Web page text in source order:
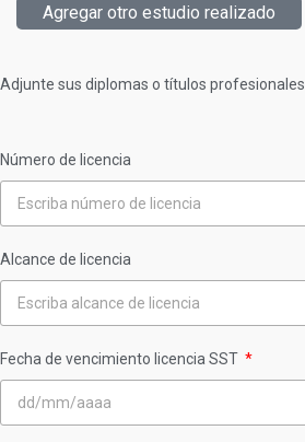
Agregar otro estudio realizado
Adjunte sus diplomas o títulos profesionales
Número de licencia
Alcance de licencia
Fecha de vencimiento licencia SST